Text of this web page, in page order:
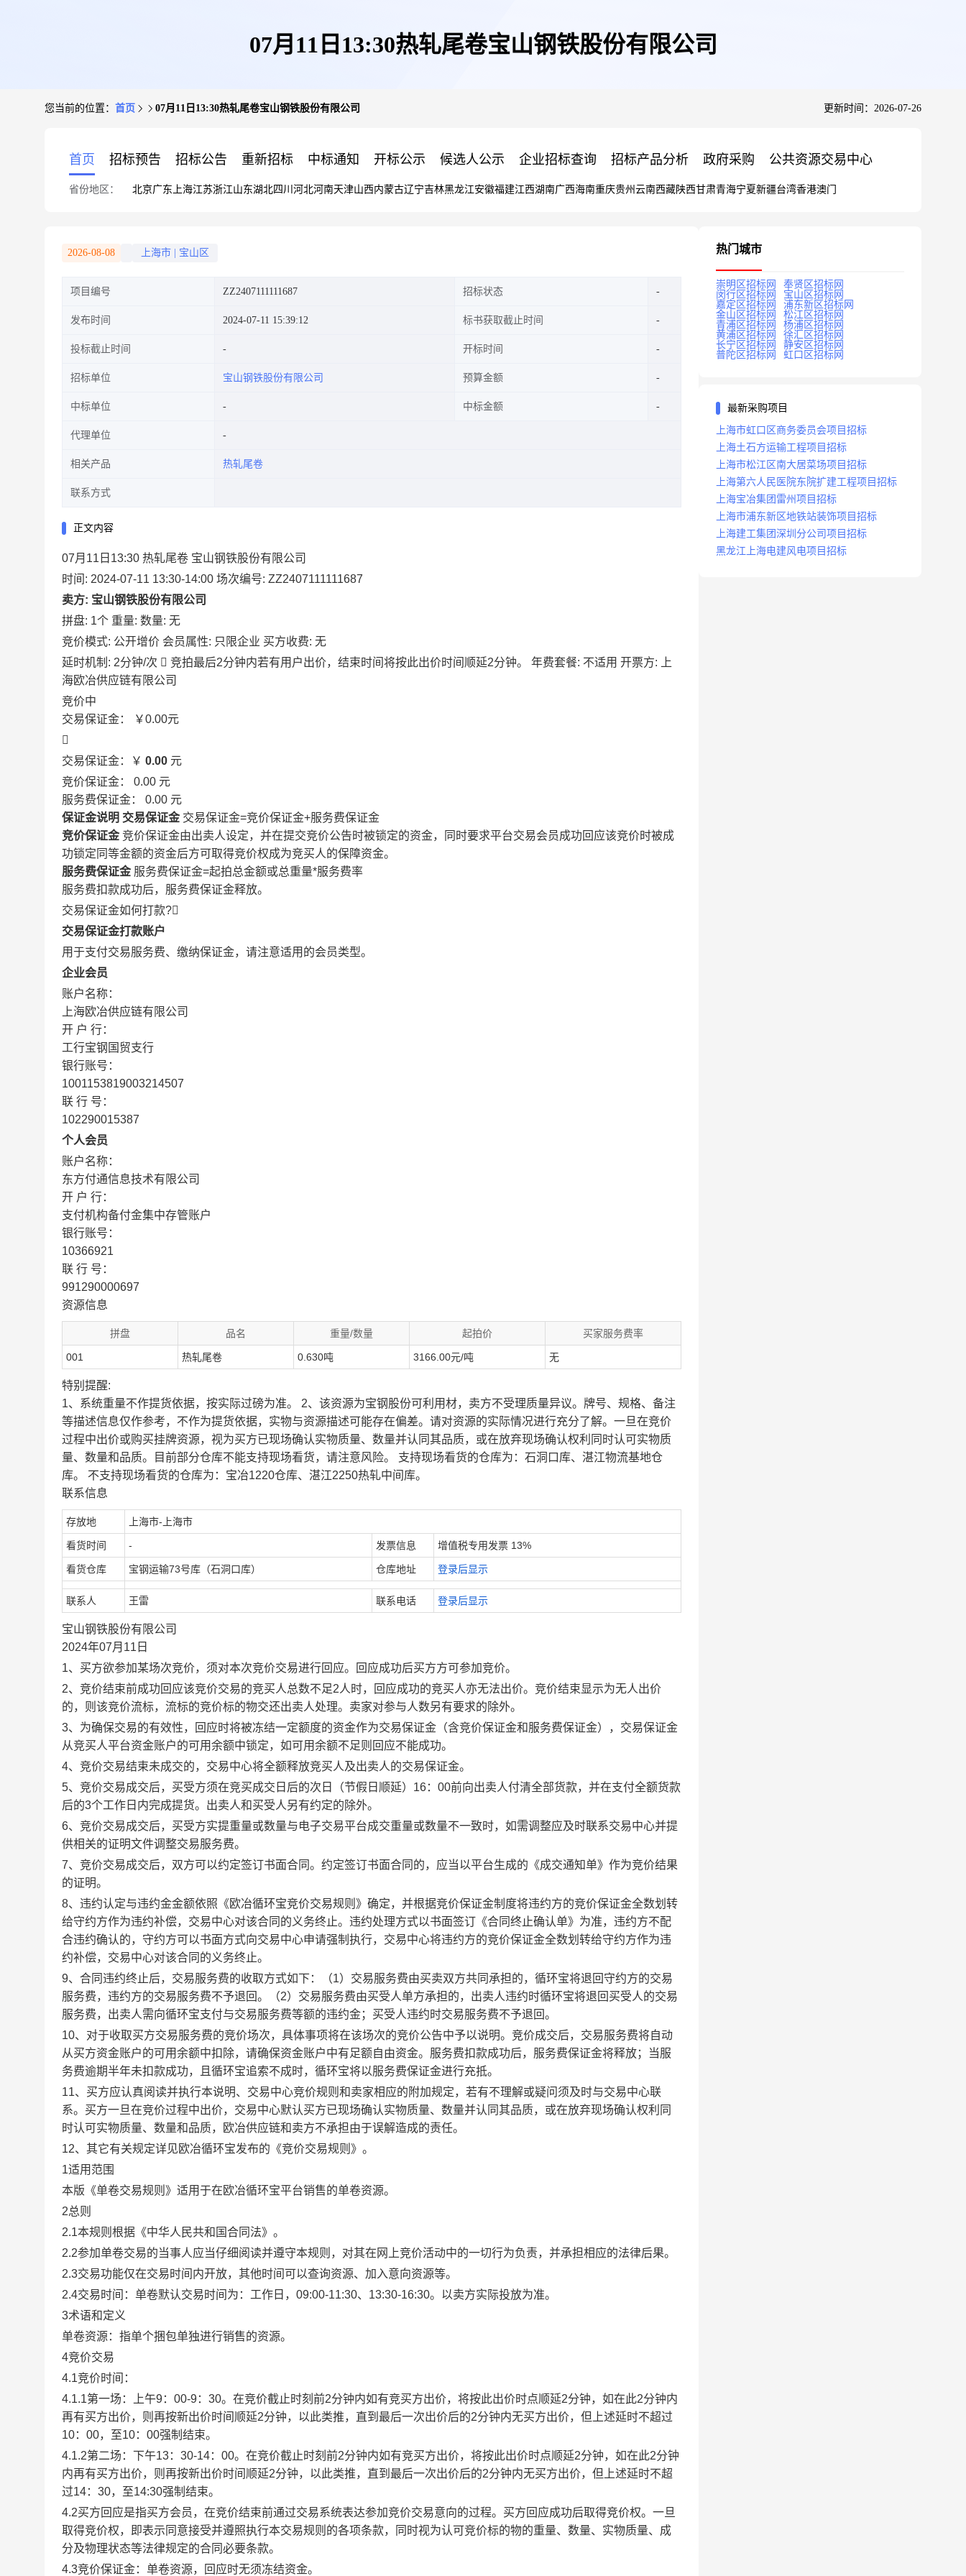
07月11日13:30热轧尾卷宝山钢铁股份有限公司
您当前的位置： 首页 07月11日13:30热轧尾卷宝山钢铁股份有限公司 更新时间：2026-07-26
首页 招标预告 招标公告 重新招标 中标通知 开标公示 候选人公示 企业招标查询 招标产品分析 政府采购 公共资源交易中心
省份地区： 北京广东 上海江苏浙江山东湖北四川 河北河南天津山西内蒙古辽宁吉林黑龙江安徽福建江西湖南广西海南重庆贵州 云南西藏陕西甘肃青海宁夏新疆台湾香港澳门
2026-08-08 上海市 宝山区
项目编号 ZZ2407111111687 招标状态
发布时间 2024-07-11 15:39:12 标书获取截止时间
投标截止时间 开标时间
招标单位 宝山钢铁股份有限公司 预算金额
中标单位 中标金额
代理单位
相关产品 热轧尾卷
联系方式
正文内容
07月11日13:30 热轧尾卷 宝山钢铁股份有限公司
时间: 2024-07-11 13:30-14:00 场次编号: ZZ2407111111687
卖方: 宝山钢铁股份有限公司
拼盘: 1个 重量: 数量: 无
竞价模式: 公开增价 会员属性: 只限企业 买方收费: 无
延时机制: 2分钟/次  竞拍最后2分钟内若有用户出价，结束时间将按此出价时间顺延2分钟。 年费套餐: 不适用 开票方: 上
海欧冶供应链有限公司
竞价中
交易保证金：
￥0.00元

交易保证金：￥ 0.00 元
竞价保证金： 0.00 元
服务费保证金： 0.00 元
保证金说明 交易保证金 交易保证金=竞价保证金+服务费保证金
竞价保证金 竞价保证金由出卖人设定，并在提交竞价公告时被锁定的资金，同时要求平台交易会员成功回应该竞价时被成
功锁定同等金额的资金后方可取得竞价权成为竞买人的保障资金。
服务费保证金 服务费保证金=起拍总金额或总重量*服务费率
服务费扣款成功后，服务费保证金释放。
交易保证金如何打款?
交易保证金打款账户
用于支付交易服务费、缴纳保证金，请注意适用的会员类型。
企业会员
账户名称：
上海欧冶供应链有限公司
开 户 行：
工行宝钢国贸支行
银行账号：
1001153819003214507
联 行 号：
102290015387
个人会员
账户名称：
东方付通信息技术有限公司
开 户 行：
支付机构备付金集中存管账户
银行账号：
10366921
联 行 号：
991290000697
资源信息
拼盘 品名 重量/数量 起拍价 买家服务费率
001 热轧尾卷 0.630吨 3166.00元/吨 无
特别提醒:
1、系统重量不作提货依据，按实际过磅为准。 2、该资源为宝钢股份可利用材，卖方不受理质量异议。牌号、规格、备注
等描述信息仅作参考，不作为提货依据，实物与资源描述可能存在偏差。请对资源的实际情况进行充分了解。一旦在竞价
过程中出价或购买挂牌资源，视为买方已现场确认实物质量、数量并认同其品质，或在放弃现场确认权利同时认可实物质
量、数量和品质。目前部分仓库不能支持现场看货，请注意风险。 支持现场看货的仓库为：石洞口库、湛江物流基地仓
库。 不支持现场看货的仓库为：宝冶1220仓库、湛江2250热轧中间库。
联系信息
存放地 上海市-上海市
看货时间 - 发票信息 增值税专用发票 13%
看货仓库 宝钢运输73号库（石洞口库） 仓库地址 登录后显示
联系人 王雷 联系电话 登录后显示
宝山钢铁股份有限公司
2024年07月11日
1、买方欲参加某场次竞价，须对本次竞价交易进行回应。回应成功后买方方可参加竞价。
2、竞价结束前成功回应该竞价交易的竞买人总数不足2人时，回应成功的竞买人亦无法出价。竞价结束显示为无人出价
的，则该竞价流标，流标的竞价标的物交还出卖人处理。卖家对参与人数另有要求的除外。
3、为确保交易的有效性，回应时将被冻结一定额度的资金作为交易保证金（含竞价保证金和服务费保证金），交易保证金
从竞买人平台资金账户的可用余额中锁定，如可用余额不足则回应不能成功。
4、竞价交易结束未成交的，交易中心将全额释放竞买人及出卖人的交易保证金。
5、竞价交易成交后，买受方须在竞买成交日后的次日（节假日顺延）16：00前向出卖人付清全部货款，并在支付全额货款
后的3个工作日内完成提货。出卖人和买受人另有约定的除外。
6、竞价交易成交后，买受方实提重量或数量与电子交易平台成交重量或数量不一致时，如需调整应及时联系交易中心并提
供相关的证明文件调整交易服务费。
7、竞价交易成交后，双方可以约定签订书面合同。约定签订书面合同的，应当以平台生成的《成交通知单》作为竞价结果
的证明。
8、违约认定与违约金金额依照《欧冶循环宝竞价交易规则》确定，并根据竞价保证金制度将违约方的竞价保证金全数划转
给守约方作为违约补偿，交易中心对该合同的义务终止。违约处理方式以书面签订《合同终止确认单》为准，违约方不配
合违约确认的，守约方可以书面方式向交易中心申请强制执行，交易中心将违约方的竞价保证金全数划转给守约方作为违
约补偿，交易中心对该合同的义务终止。
9、合同违约终止后，交易服务费的收取方式如下：（1）交易服务费由买卖双方共同承担的，循环宝将退回守约方的交易
服务费，违约方的交易服务费不予退回。（2）交易服务费由买受人单方承担的，出卖人违约时循环宝将退回买受人的交易
服务费，出卖人需向循环宝支付与交易服务费等额的违约金；买受人违约时交易服务费不予退回。
10、对于收取买方交易服务费的竞价场次，具体事项将在该场次的竞价公告中予以说明。竞价成交后，交易服务费将自动
从买方资金账户的可用余额中扣除，请确保资金账户中有足额自由资金。服务费扣款成功后，服务费保证金将释放；当服
务费逾期半年未扣款成功，且循环宝追索不成时，循环宝将以服务费保证金进行充抵。
11、买方应认真阅读并执行本说明、交易中心竞价规则和卖家相应的附加规定，若有不理解或疑问须及时与交易中心联
系。买方一旦在竞价过程中出价，交易中心默认买方已现场确认实物质量、数量并认同其品质，或在放弃现场确认权利同
时认可实物质量、数量和品质，欧冶供应链和卖方不承担由于误解造成的责任。
12、其它有关规定详见欧冶循环宝发布的《竞价交易规则》。
1适用范围
本版《单卷交易规则》适用于在欧冶循环宝平台销售的单卷资源。
2总则
2.1本规则根据《中华人民共和国合同法》。
2.2参加单卷交易的当事人应当仔细阅读并遵守本规则，对其在网上竞价活动中的一切行为负责，并承担相应的法律后果。
2.3交易功能仅在交易时间内开放，其他时间可以查询资源、加入意向资源等。
2.4交易时间：单卷默认交易时间为：工作日，09:00-11:30、13:30-16:30。以卖方实际投放为准。
3术语和定义
单卷资源：指单个捆包单独进行销售的资源。
4竞价交易
4.1竞价时间：
4.1.1第一场：上午9：00-9：30。在竞价截止时刻前2分钟内如有竞买方出价，将按此出价时点顺延2分钟，如在此2分钟内
再有买方出价，则再按新出价时间顺延2分钟，以此类推，直到最后一次出价后的2分钟内无买方出价，但上述延时不超过
10：00，至10：00强制结束。
4.1.2第二场：下午13：30-14：00。在竞价截止时刻前2分钟内如有竞买方出价，将按此出价时点顺延2分钟，如在此2分钟
内再有买方出价，则再按新出价时间顺延2分钟，以此类推，直到最后一次出价后的2分钟内无买方出价，但上述延时不超
过14：30，至14:30强制结束。
4.2买方回应是指买方会员，在竞价结束前通过交易系统表达参加竞价交易意向的过程。买方回应成功后取得竞价权。一旦
取得竞价权，即表示同意接受并遵照执行本交易规则的各项条款，同时视为认可竞价标的物的重量、数量、实物质量、成
分及物理状态等法律规定的合同必要条款。
4.3竞价保证金：单卷资源，回应时无须冻结资金。
热门城市
崇明区招标网
奉贤区招标网
闵行区招标网
宝山区招标网
嘉定区招标网
浦东新区招标网
金山区招标网
松江区招标网
青浦区招标网
杨浦区招标网
黄浦区招标网
徐汇区招标网
长宁区招标网
静安区招标网
普陀区招标网
虹口区招标网
最新采购项目
上海市虹口区商务委员会项目招标
上海土石方运输工程项目招标
上海市松江区南大居菜场项目招标
上海第六人民医院东院扩建工程项目招标
上海宝冶集团雷州项目招标
上海市浦东新区地铁站装饰项目招标
上海建工集团深圳分公司项目招标
黑龙江上海电建风电项目招标